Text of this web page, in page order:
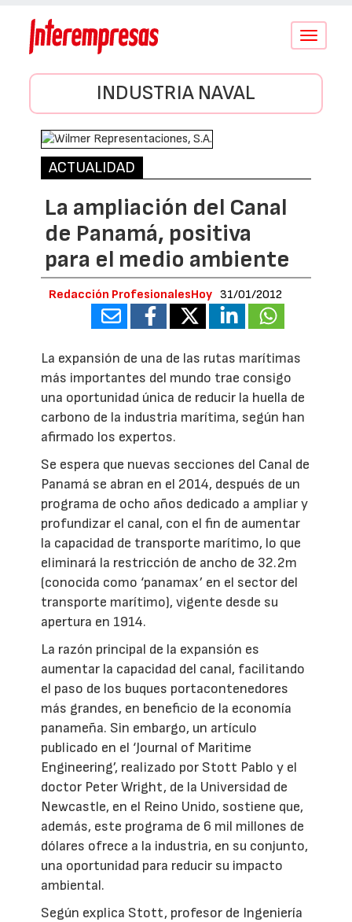
Conmutar
INDUSTRIA NAVAL
ACTUALIDAD
La ampliación del Canal
de Panamá, positiva
para el medio ambiente
Redacción ProfesionalesHoy 31/01/2012
La expansión de una de las rutas marítimas
más importantes del mundo trae consigo
una oportunidad única de reducir la huella de
carbono de la industria marítima, según han
afirmado los expertos.
Se espera que nuevas secciones del Canal de
Panamá se abran en el 2014, después de un
programa de ocho años dedicado a ampliar y
profundizar el canal, con el fin de aumentar
la capacidad de transporte marítimo, lo que
eliminará la restricción de ancho de 32.2m
(conocida como ‘panamax’ en el sector del
transporte marítimo), vigente desde su
apertura en 1914.
La razón principal de la expansión es
aumentar la capacidad del canal, facilitando
el paso de los buques portacontenedores
más grandes, en beneficio de la economía
panameña. Sin embargo, un artículo
publicado en el ‘Journal of Maritime
Engineering’, realizado por Stott Pablo y el
doctor Peter Wright, de la Universidad de
Newcastle, en el Reino Unido, sostiene que,
además, este programa de 6 mil millones de
dólares ofrece a la industria, en su conjunto,
una oportunidad para reducir su impacto
ambiental.
Según explica Stott, profesor de Ingeniería